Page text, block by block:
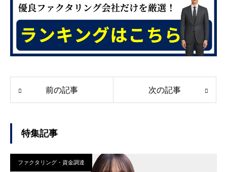
前の記事 次の記事
特集記事
ファクタリング・資金調達